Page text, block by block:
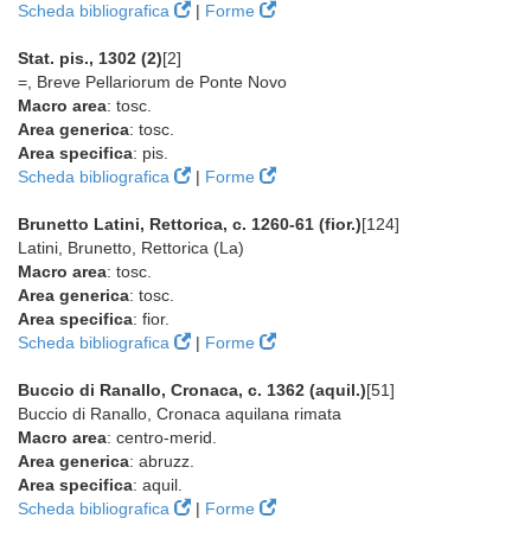
Scheda bibliografica
| Forme
Stat. pis., 1302 (2)[2]
=, Breve Pellariorum de Ponte Novo
Macro area: tosc.
Area generica: tosc.
Area specifica: pis.
Scheda bibliografica
| Forme
Brunetto Latini, Rettorica, c. 1260-61 (fior.)[124]
Latini, Brunetto, Rettorica (La)
Macro area: tosc.
Area generica: tosc.
Area specifica: fior.
Scheda bibliografica
| Forme
Buccio di Ranallo, Cronaca, c. 1362 (aquil.)[51]
Buccio di Ranallo, Cronaca aquilana rimata
Macro area: centro-merid.
Area generica: abruzz.
Area specifica: aquil.
Scheda bibliografica
| Forme